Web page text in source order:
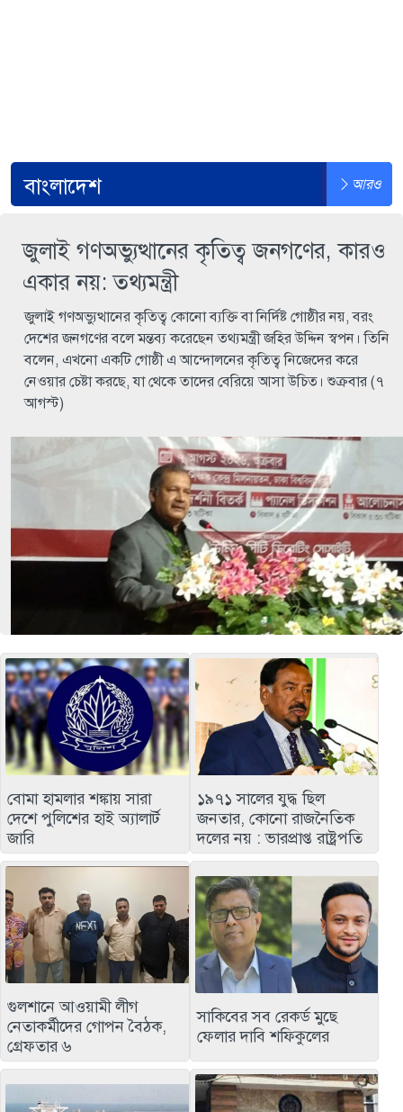
বাংলাদেশ আরও
জুলাই গণঅভ্যুত্থানের কৃতিত্ব জনগণের, কারও
একার নয়: তথ্যমন্ত্রী
জুলাই গণঅভ্যুত্থানের কৃতিত্ব কোনো ব্যক্তি বা নির্দিষ্ট গোষ্ঠীর নয়, বরং
দেশের জনগণের বলে মন্তব্য করেছেন তথ্যমন্ত্রী জহির উদ্দিন স্বপন। তিনি
বলেন, এখনো একটি গোষ্ঠী এ আন্দোলনের কৃতিত্ব নিজেদের করে
নেওয়ার চেষ্টা করছে, যা থেকে তাদের বেরিয়ে আসা উচিত। শুক্রবার (৭
আগস্ট)
বোমা হামলার শঙ্কায় সারা
দেশে পুলিশের হাই অ্যালার্ট
জারি
১৯৭১ সালের যুদ্ধ ছিল
জনতার, কোনো রাজনৈতিক
দলের নয় : ভারপ্রাপ্ত রাষ্ট্রপতি
গুলশানে আওয়ামী লীগ
নেতাকর্মীদের গোপন বৈঠক,
গ্রেফতার ৬
সাকিবের সব রেকর্ড মুছে
ফেলার দাবি শফিকুলের